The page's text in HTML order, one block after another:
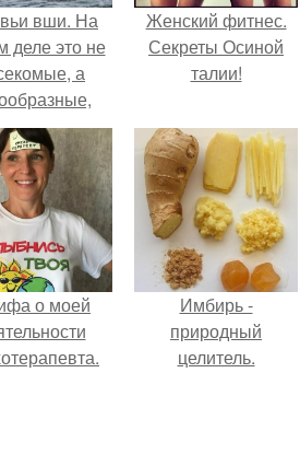
вши. На
деле это не
а
к
Женский фитнес.
Секреты Осиной
талии!
о моей
Имбирь -
природный
целитель.